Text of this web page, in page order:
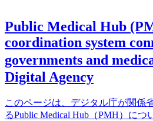
Public Medical Hub
coordination system
governments and
Digital Agency
このページは、デジタル庁が関係
るPublic Medical Hub（PMH）につ